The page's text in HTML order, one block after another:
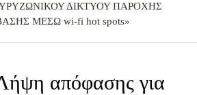
ΔΙΚΤΥΟΥ ΠΑΡΟΧΗΣ
ΜΕΣΩ wi-fi hot spots»
απόφασης για